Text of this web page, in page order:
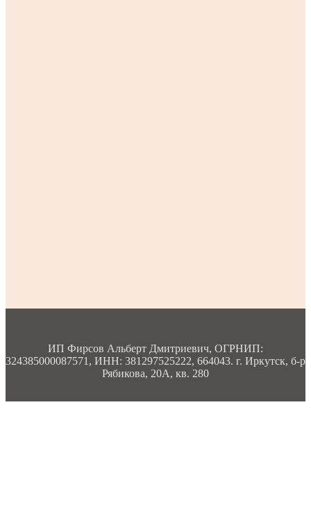
ИП Фирсов Альберт Дмитриевич, ОГРНИП:
324385000087571, ИНН: 381297525222, 664043. г. Иркутск, б-р
Рябикова, 20А, кв. 280